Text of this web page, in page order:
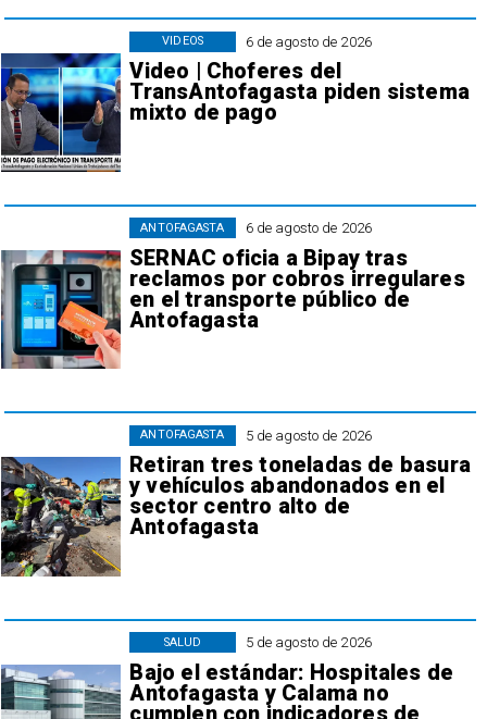
6 de agosto de 2026
Video | Choferes del
TransAntofagasta piden sistema
mixto de pago
VIDEOS
6 de agosto de 2026
SERNAC oficia a Bipay tras
reclamos por cobros irregulares
en el transporte público de
Antofagasta
ANTOFAGASTA
5 de agosto de 2026
Retiran tres toneladas de basura
y vehículos abandonados en el
sector centro alto de
Antofagasta
ANTOFAGASTA
5 de agosto de 2026
Bajo el estándar: Hospitales de
Antofagasta y Calama no
SALUD